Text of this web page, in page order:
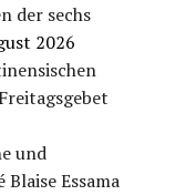
der sechs
2026
und
Essama